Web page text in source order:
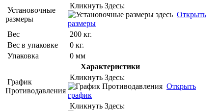
Установочные
размеры
Кликнуть Здесь:
Открыть
размеры
Вес
200 кг.
Вес в упаковке
0 кг.
Упаковка
0 мм
Характеристики
График
Противодавления
Кликнуть Здесь:
Открыть
график
Кликнуть Здесь: